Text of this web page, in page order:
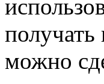
получать
можно